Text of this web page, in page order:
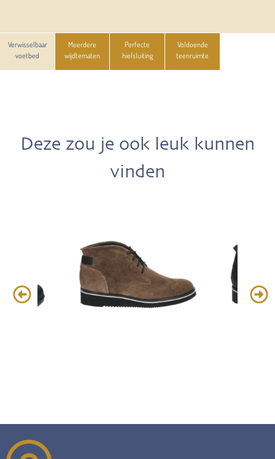
Verwisselbaar
voetbed
Meerdere
wijdtematen
Perfecte
hielsluiting
Voldoende
teenruimte
Deze zou je ook leuk kunnen
vinden